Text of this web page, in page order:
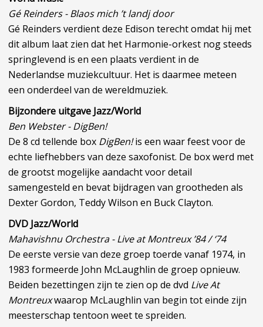
Gé Reinders - Blaos mich ’t landj door
Gé Reinders verdient deze Edison terecht omdat hij met
dit album laat zien dat het Harmonie-orkest nog steeds
springlevend is en een plaats verdient in de
Nederlandse muziekcultuur. Het is daarmee meteen
een onderdeel van de wereldmuziek.
Bijzondere uitgave Jazz/World
Ben Webster - DigBen!
De 8 cd tellende box DigBen!is een waar feest voor de
echte liefhebbers van deze saxofonist. De box werd met
de grootst mogelijke aandacht voor detail
samengesteld en bevat bijdragen van grootheden als
Dexter Gordon, Teddy Wilson en Buck Clayton.
DVD Jazz/World
Mahavishnu Orchestra - Live at Montreux ’84 / ‘74
De eerste versie van deze groep toerde vanaf 1974, in
1983 formeerde John McLaughlin de groep opnieuw.
Beiden bezettingen zijn te zien op de dvd Live At
Montreuxwaarop McLaughlin van begin tot einde zijn
meesterschap tentoon weet te spreiden.